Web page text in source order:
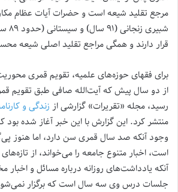
قرار دارند و همگی مراجع تقلید اصلی شیعه
برای فقهای حوزه‌های علمیه، تقویم قمری
از دو سال پیش که آیت‌‌الله صافی طبق تقویم
رسید، مجله «تقریرات» گزارشی از زندگی و
منتشر کرد. این گزارش با این خبر آغاز شده بود
وجود آنکه صد سال قمری سن دارد، اما هنوز
است، اخبار متنوع جامعه را می‌خواند، از
آنکه یادداشت‌های روزانه درباره مسائل و
جلسات درس وی سه سال است که برگزار